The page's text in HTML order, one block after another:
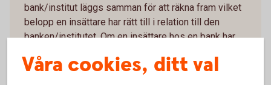
bank/institut läggs samman för att räkna fram vilket
belopp en insättare har rätt till i relation till den
banken/institutet. Om en insättare hos en bank har
privatkonto med 400.000 kronor så kommer
Våra cookies, ditt val